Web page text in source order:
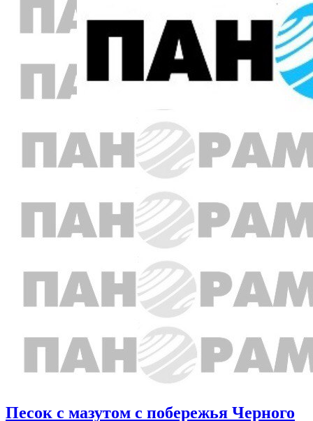
Песок с мазутом с побережья Черного